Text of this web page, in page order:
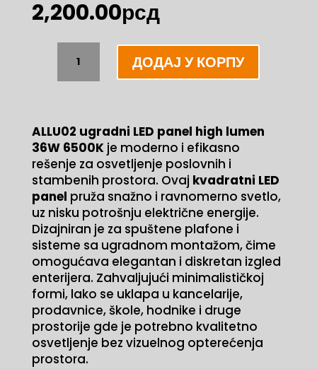
2,200.00рсд
ugradni
LED
lumen
36W
6500K
количина
ДОДАЈ У КОРПУ
ALLU02 ugradni LED panel high lumen
36W 6500Kje moderno i efikasno
rešenje za osvetljenje poslovnih i
stambenih prostora. Ovaj kvadratni LED
panel pruža snažno i ravnomerno svetlo,
uz nisku potrošnju električne energije.
Dizajniran je za spuštene plafone i
sisteme sa ugradnom montažom, čime
omogućava elegantan i diskretan izgled
enterijera. Zahvaljujući minimalističkoj
formi, lako se uklapa u kancelarije,
prodavnice, škole, hodnike i druge
prostorije gde je potrebno kvalitetno
osvetljenje bez vizuelnog opterećenja
prostora.